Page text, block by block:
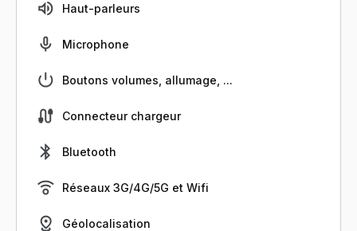
Haut-parleurs
Microphone
Boutons volumes, allumage, ...
Connecteur chargeur
Bluetooth
Réseaux 3G/4G/5G et Wifi
Géolocalisation